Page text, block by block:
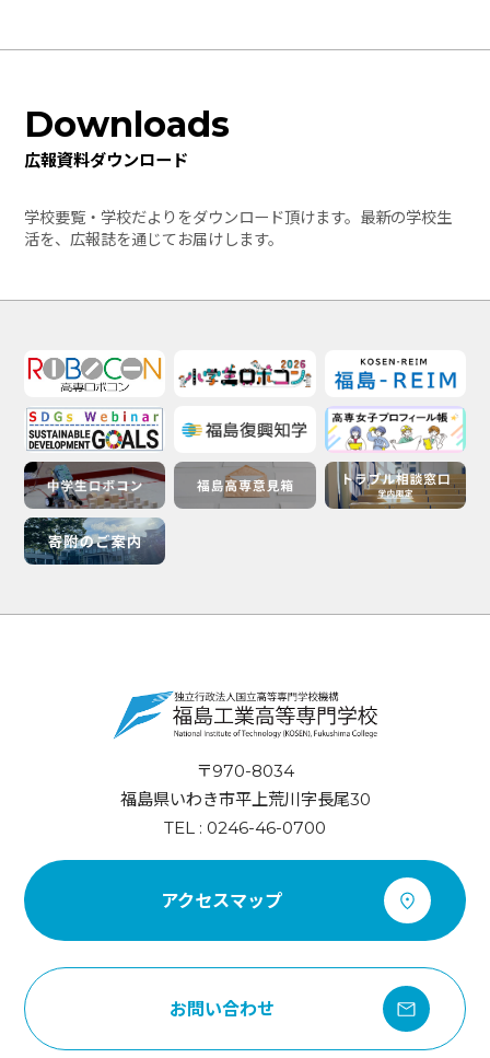
Downloads
広報資料ダウンロード
学校要覧・学校だよりをダウンロード頂けます。最新の学校生
活を、広報誌を通じてお届けします。
〒970-8034
福島県いわき市平上荒川字長尾30
TEL : 0246-46-0700
アクセスマップ
お問い合わせ